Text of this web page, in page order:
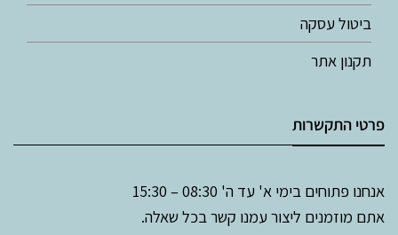
ביטול עסקה
תקנון אתר
פרטי התקשרות
אנחנו פתוחים בימי א' עד ה' 08:30 – 15:30
אתם מוזמנים ליצור עמנו קשר בכל שאלה.